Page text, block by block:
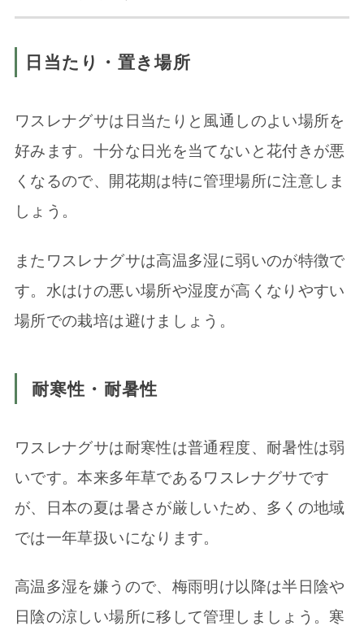
日当たり・置き場所
ワスレナグサは日当たりと風通しのよい場所を
好みます。十分な日光を当てないと花付きが悪
くなるので、開花期は特に管理場所に注意しま
しょう。
またワスレナグサは高温多湿に弱いのが特徴で
す。水はけの悪い場所や湿度が高くなりやすい
場所での栽培は避けましょう。
耐寒性・耐暑性
ワスレナグサは耐寒性は普通程度、耐暑性は弱
いです。本来多年草であるワスレナグサです
が、日本の夏は暑さが厳しいため、多くの地域
では一年草扱いになります。
高温多湿を嫌うので、梅雨明け以降は半日陰や
日陰の涼しい場所に移して管理しましょう。寒